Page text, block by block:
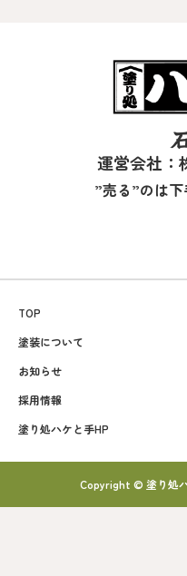
運営会社：
”売る”のは
TOP
塗装について
お知らせ
採用情報
塗り処ハケと手HP
Copyright © 塗り処